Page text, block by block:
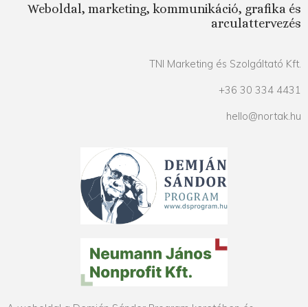
Weboldal, marketing, kommunikáció, grafika és
arculattervezés
TNI Marketing és Szolgáltató Kft.
+36 30 334 4431
hello@nortak.hu